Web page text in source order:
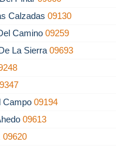
Calzadas 09130
Camino 09259
La Sierra 09693
Campo 09194
09613
09620